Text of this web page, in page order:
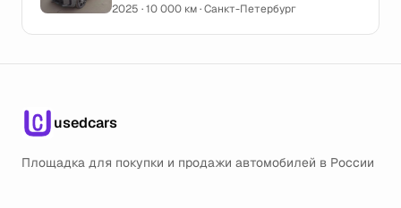
2025 · 10 000 км · Санкт-Петербург
usedcars
Площадка для покупки и продажи автомобилей в России